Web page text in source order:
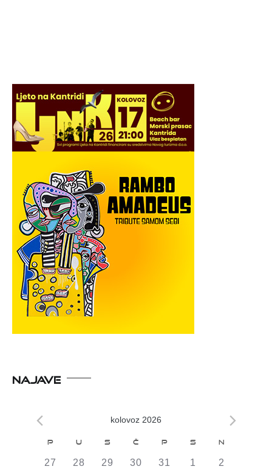
NAJAVE
kolovoz 2026
Kalendar
od
P U S Č P S N
0
27
0
28
0
29
0
30
0
31
0
1
0
2